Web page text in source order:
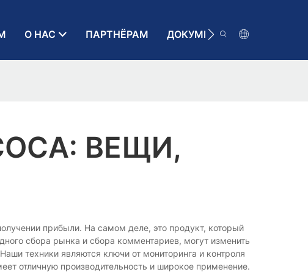
О НАС ПАРТНЁРАМ ДОКУМЕНТАЦИЯ
ВЕЩИ,
прибыли. На самом деле, это продукт, который
сбора рынка и сбора комментариев, могут изменить
техники являются ключи от мониторинга и контроля
отличную производительность и широкое применение.